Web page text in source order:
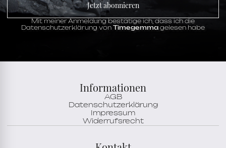
Jetzt abonnieren
Mit meiner Anmeldung bestätige ich, dass ich die
Datenschutzerklärung von Timegemma gelesen habe
Informationen
AGB
Datenschutzerklärung
Impressum
Widerrufsrecht